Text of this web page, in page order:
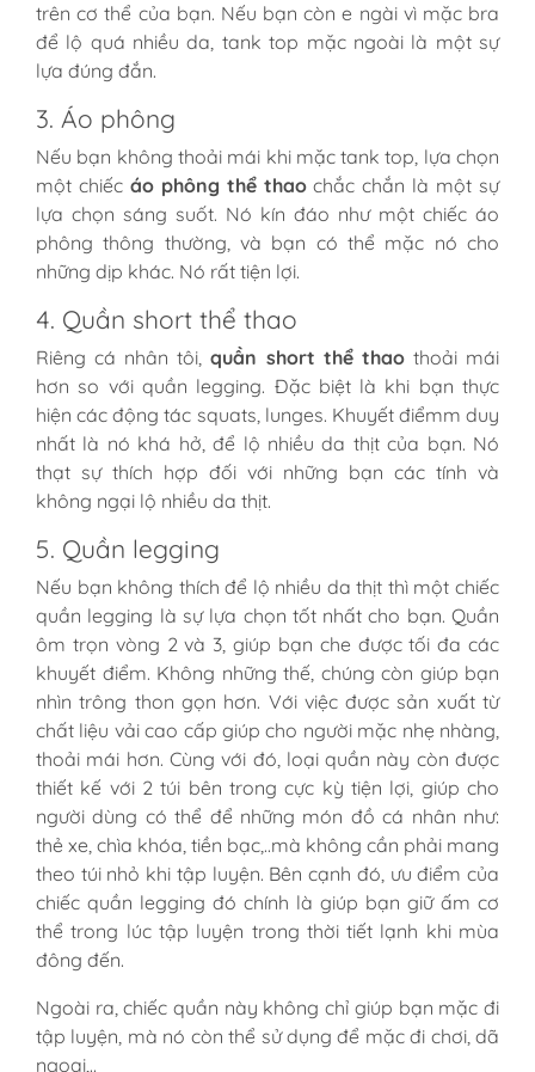
trên cơ thể của bạn. Nếu bạn còn e ngài vì mặc bra
để lộ quá nhiều da, tank top mặc ngoài là một sự
lựa đúng đắn.
3. Áo phông
Nếu bạn không thoải mái khi mặc tank top, lựa chọn
một chiếc áo phông thể thaochắc chắn là một sự
lựa chọn sáng suốt. Nó kín đáo như một chiếc áo
phông thông thường, và bạn có thể mặc nó cho
những dịp khác. Nó rất tiện lợi.
4. Quần short thể thao
Riêng cá nhân tôi,quần short thể thaothoải mái
hơn so với quần legging. Đặc biệt là khi bạn thực
hiện các động tác squats, lunges. Khuyết điểmm duy
nhất là nó khá hở, để lộ nhiều da thịt của bạn. Nó
thạt sự thích hợp đối với những bạn các tính và
không ngại lộ nhiều da thịt.
5. Quần legging
Nếu bạn không thích để lộ nhiều da thịt thì một chiếc
quần legging là sự lựa chọn tốt nhất cho bạn. Quần
ôm trọn vòng 2 và 3, giúp bạn che được tối đa các
khuyết điểm. Không những thế, chúng còn giúp bạn
nhìn trông thon gọn hơn. Với việc được sản xuất từ
chất liệu vải cao cấp giúp cho người mặc nhẹ nhàng,
thoải mái hơn. Cùng với đó, loại quần này còn được
thiết kế với 2 túi bên trong cực kỳ tiện lợi, giúp cho
người dùng có thể để những món đồ cá nhân như:
thẻ xe, chìa khóa, tiền bạc,..mà không cần phải mang
theo túi nhỏ khi tập luyện. Bên cạnh đó, ưu điểm của
chiếc quần legging đó chính là giúp bạn giữ ấm cơ
thể trong lúc tập luyện trong thời tiết lạnh khi mùa
đông đến.
Ngoài ra, chiếc quần này không chỉ giúp bạn mặc đi
tập luyện, mà nó còn thể sử dụng để mặc đi chơi, dã
ngoại,..